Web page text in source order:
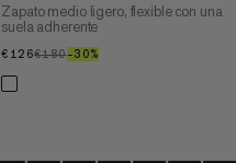
Zapato medio ligero, flexible con una
suela adherente
€126€126
€180€180
–30%